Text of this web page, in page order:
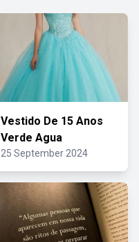
Vestido De 15 Anos
Verde Agua
25 September 2024